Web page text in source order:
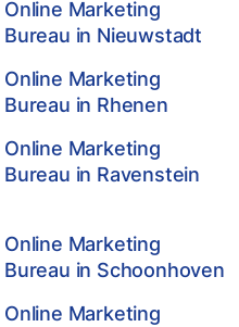
Online Marketing
Bureau in Nieuwstadt
Online Marketing
Bureau in Rhenen
Online Marketing
Bureau in Ravenstein
Online Marketing
Bureau in Schoonhoven
Online Marketing